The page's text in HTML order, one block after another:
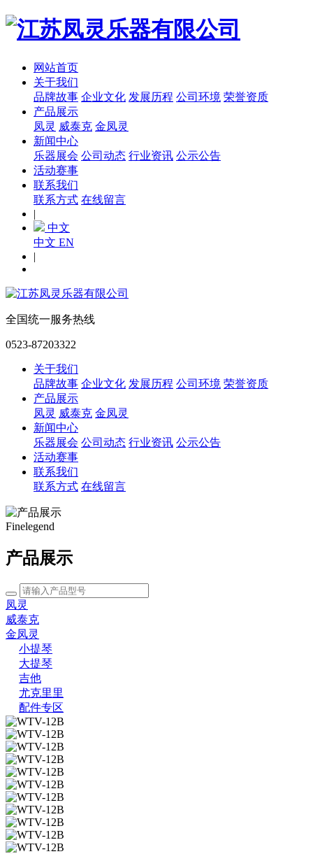
网站首页
关于我们
品牌故事 企业文化 发展历程 公司环境 荣誉资质
产品展示
凤灵 威泰克 金凤灵
新闻中心
乐器展会 公司动态 行业资讯 公示公告
活动赛事
联系我们
联系方式 在线留言
|
中文
中文 EN
|
全国统一服务热线
0523-87203322
关于我们
品牌故事 企业文化 发展历程 公司环境 荣誉资质
产品展示
凤灵 威泰克 金凤灵
新闻中心
乐器展会 公司动态 行业资讯 公示公告
活动赛事
联系我们
联系方式 在线留言
Finelegend
产品展示
凤灵
威泰克
金凤灵
小提琴
大提琴
吉他
尤克里里
配件专区